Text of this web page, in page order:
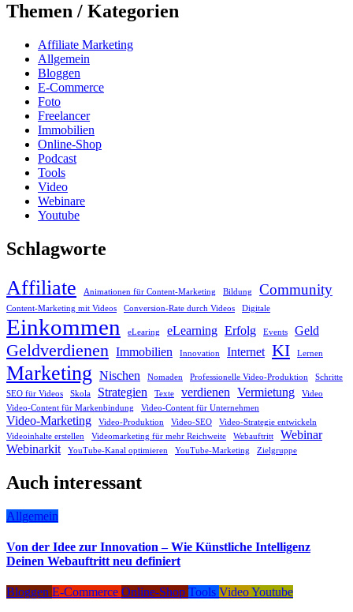
Themen / Kategorien
Affiliate Marketing
Allgemein
Bloggen
E-Commerce
Foto
Freelancer
Immobilien
Online-Shop
Podcast
Tools
Video
Webinare
Youtube
Schlagworte
Affiliate Animationen für Content-Marketing Bildung Community
Content-Marketing mit Videos Conversion-Rate durch Videos Digitale
Einkommen eLearing eLearning Erfolg Events Geld
Geldverdienen Immobilien Innovation Internet KI Lernen
Marketing Nischen Nomaden Professionelle Video-Produktion
Schritte
SEO für Videos
Skola Strategien Texte verdienen Vermietung
Video
Video-Content für Markenbindung
Video-Content für Unternehmen
Video-Marketing Video-Produktion Video-SEO
Video-Strategie entwickeln
Videoinhalte erstellen
Videomarketing für mehr Reichweite Webauftritt
Webinar
Webinarkit
YouTube-Kanal optimieren YouTube-Marketing Zielgruppe
Auch interessant
Allgemein
Von der Idee zur Innovation – Wie Künstliche Intelligenz
Deinen Webauftritt neu definiert
Bloggen E-Commerce Online-Shop Tools VideoYoutube